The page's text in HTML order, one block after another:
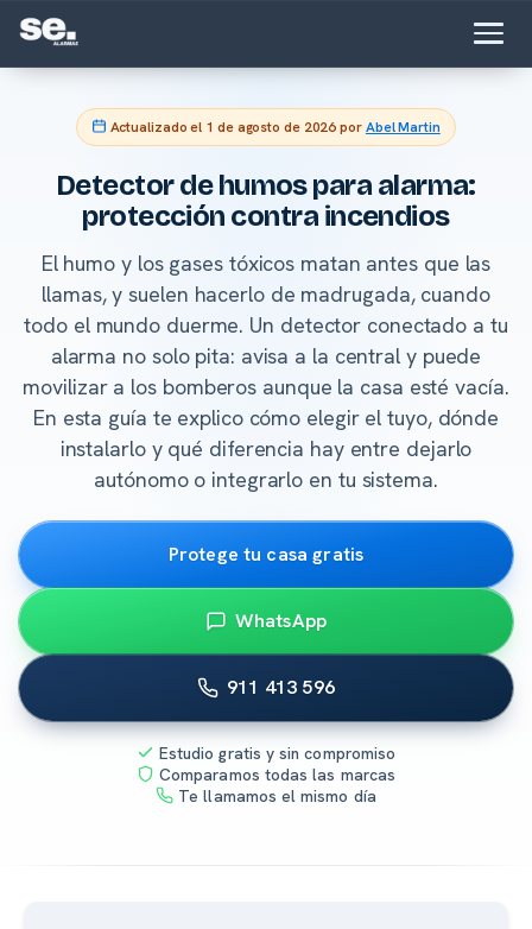
Actualizado el 1 de agosto de 2026porAbel Martin
Detector de humos para alarma:
protección contra incendios
El humo y los gases tóxicos matan antes que las
llamas, y suelen hacerlo de madrugada, cuando
todo el mundo duerme. Un detector conectado a tu
alarma no solo pita: avisa a la central y puede
movilizar a los bomberos aunque la casa esté vacía.
En esta guía te explico cómo elegir el tuyo, dónde
instalarlo y qué diferencia hay entre dejarlo
autónomo o integrarlo en tu sistema.
Protege tu casa gratis
WhatsApp
911 413 596
Estudio gratis y sin compromiso
Comparamos todas las marcas
Te llamamos el mismo día